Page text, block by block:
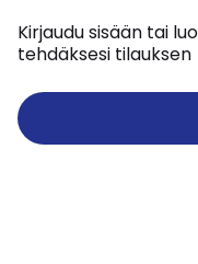
Kirjaudu sisään tai
tehdäksesi tilauksen